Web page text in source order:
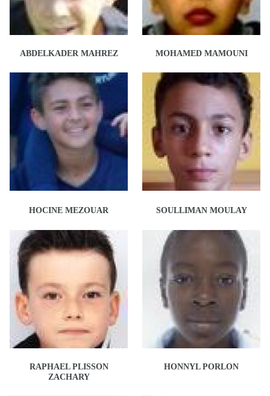
ABDELKADER MAHREZ MOHAMED MAMOUNI
HOCINE MEZOUAR SOULLIMAN MOULAY
RAPHAEL PLISSON
ZACHARY
HONNYL PORLON